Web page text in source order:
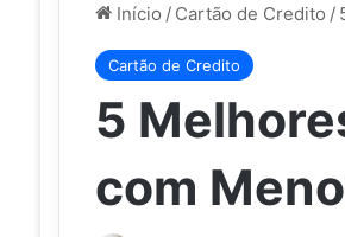
Início / Cartão de Credito /
Cartão de Credito
5
com